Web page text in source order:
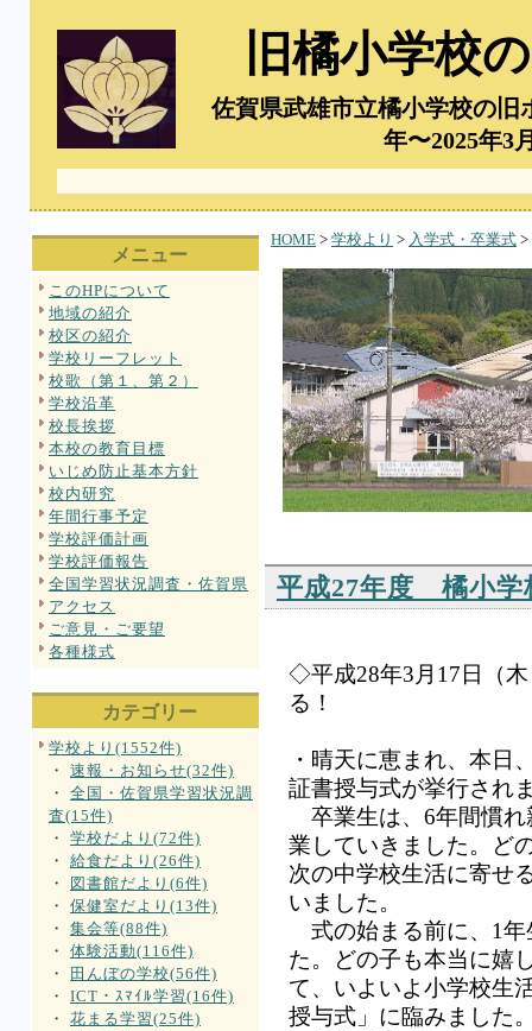
旧橘小学校
佐賀県武雄市立橘小学校
年〜2025年3
メニュー
このHPについて
地域の紹介
校区の紹介
学校リーフレット
校歌（第１、第２）
学校沿革
校長挨拶
本校の教育目標
いじめ防止基本方針
校内研究
年間行事予定
学校評価計画
学校評価報告
全国学習状況調査・佐賀県
アクセス
ご意見・ご要望
各種様式
カテゴリー
学校より(1552件)
・ 速報・お知らせ(32件)
・ 全国・佐賀県学習状況調
査(15件)
・ 学校だより(72件)
・ 給食だより(26件)
・
図書館だより(6件)
・ 保健室だより(13件)
・ 集会等(88件)
・ 体験活動(116件)
・
田んぼの学校(56件)
・ ICT・ｽﾏｲﾙ学習(16件)
・ 花まる学習(25件)
HOME > 学校より > 入学式・卒業式
平成27年度 橘小学
◇平成28年3月17日（
る！
・晴天に恵まれ、本日
証書授与式が挙行され
卒業生は、6年間慣れ
業していきました。ど
次の中学校生活に寄せ
いました。
式の始まる前に、1年
た。どの子も本当に嬉
て、いよいよ小学校生
授与式」に臨みました